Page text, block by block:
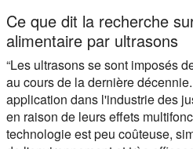
Ce que dit la recherche
alimentaire par ultrasons
“Les ultrasons se sont imposés
au cours de la dernière
application dans l'industrie des
en raison de leurs effets
technologie est peu coûteuse,